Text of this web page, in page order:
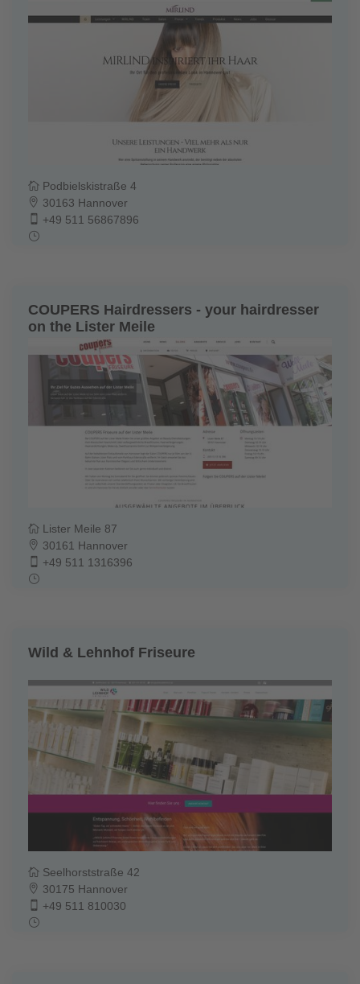
Podbielskistraße 4
30163 Hannover
+49 511 56867896
COUPERS Hairdressers - your hairdresser
on the Lister Meile
Lister Meile 87
30161 Hannover
+49 511 1316396
Wild & Lehnhof Friseure
Seelhorststraße 42
30175 Hannover
+49 511 810030